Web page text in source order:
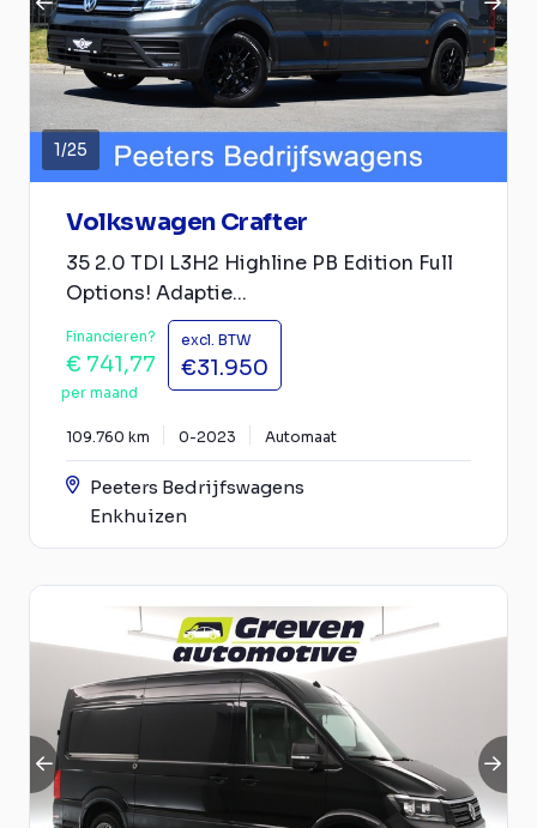
1/25
Volkswagen Crafter
35 2.0 TDI L3H2 Highline PB Edition Full
Options! Adaptie...
Financieren?
€ 741,77
per maand
excl. BTW
€31.950
109.760 km 0-2023 Automaat
Peeters Bedrijfswagens
Enkhuizen